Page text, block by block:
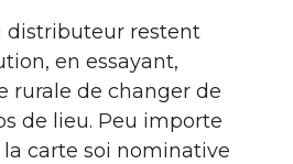
distributeur restent
en essayant,
rurale de changer de
de lieu. Peu importe
carte soi nominative